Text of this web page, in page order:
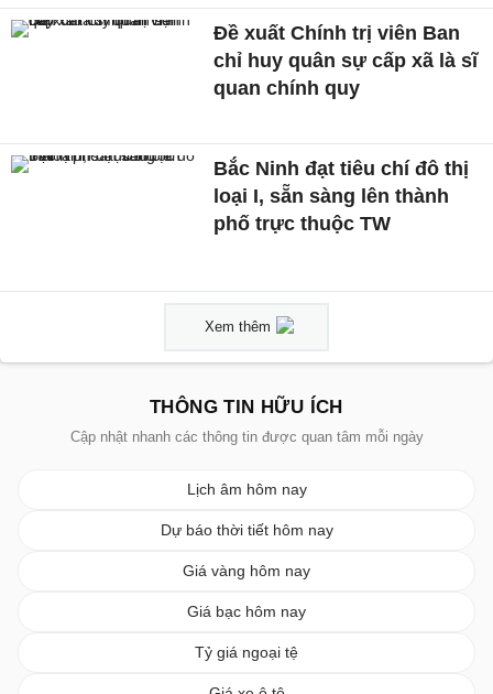
Đề xuất Chính trị viên Ban
chỉ huy quân sự cấp xã là sĩ
quan chính quy
Bắc Ninh đạt tiêu chí đô thị
loại I, sẵn sàng lên thành
phố trực thuộc TW
Xem thêm
THÔNG TIN HỮU ÍCH
Cập nhật nhanh các thông tin được quan tâm mỗi ngày
Lịch âm hôm nay
Dự báo thời tiết hôm nay
Giá vàng hôm nay
Giá bạc hôm nay
Tỷ giá ngoại tệ